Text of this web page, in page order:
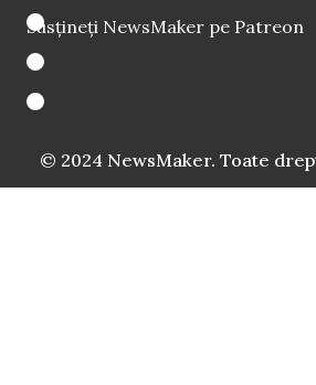
Susțineți NewsMaker pe Patreon
© 2024 NewsMaker. Toate